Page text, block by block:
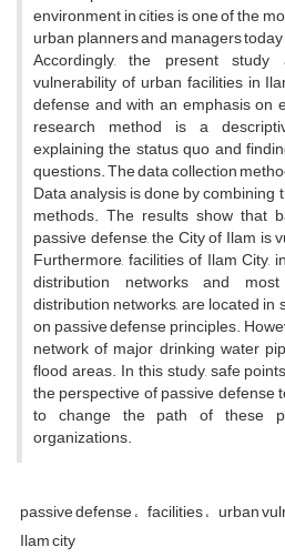
environment in cities is one of the
urban planners and managers
Accordingly, the present
vulnerability of urban facilities in
defense and with an emphasis on
research method is a
explaining the status quo and
questions. The data collection
Data analysis is done by combining
methods. The results show that
passive defense, the City of Ilam is
Furthermore, facilities of Ilam City,
distribution networks and
distribution networks, are located in
on passive defense principles.
network of major drinking water
flood areas. In this study, safe
the perspective of passive defense
to change the path of these
organizations.
passive defense facilities urban
Ilam city